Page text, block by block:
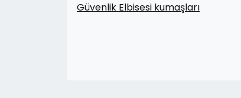
Güvenlik Elbisesi kumaşları